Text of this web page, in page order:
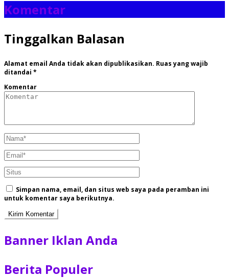
Komentar
Tinggalkan Balasan
Alamat email Anda tidak akan dipublikasikan. Ruas yang wajib
ditandai *
Komentar
Simpan nama, email, dan situs web saya pada peramban ini
untuk komentar saya berikutnya.
Banner Iklan Anda
Berita Populer